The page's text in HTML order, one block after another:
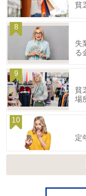
貧
8
失
る
9
貧
場
10
定